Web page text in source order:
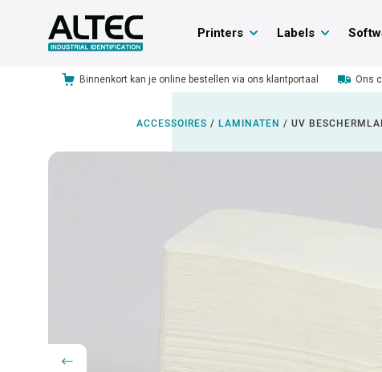
Printers Labels
Binnenkort kan je online bestellen via ons klantportaal Ons
ACCESSOIRES / LAMINATEN / UV